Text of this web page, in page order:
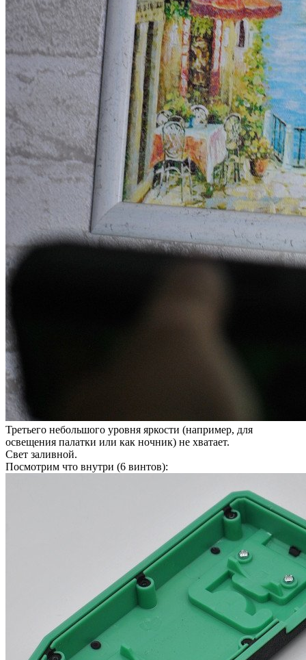
Третьего небольшого уровня яркости (например, для
освещения палатки или как ночник) не хватает.
Свет заливной.
Посмотрим что внутри (6 винтов):